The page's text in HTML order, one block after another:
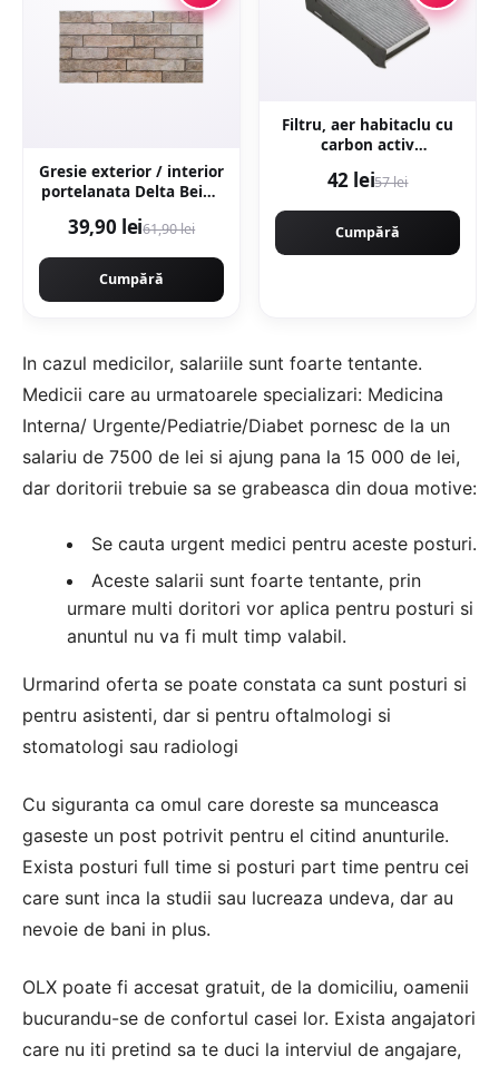
Gresie exterior / interior
portelanata Delta Beige
rectificata tip piatra
39,90 lei61,90 lei
Cumpără
Filtru, aer habitaclu cu
carbon activ
42 lei57 lei
Cumpără
In cazul medicilor, salariile sunt foarte tentante.
Medicii care au urmatoarele specializari: Medicina
Interna/ Urgente/Pediatrie/Diabet pornesc de la un
salariu de 7500 de lei si ajung pana la 15 000 de lei,
dar doritorii trebuie sa se grabeasca din doua motive:
Se cauta urgent medici pentru aceste posturi.
Aceste salarii sunt foarte tentante, prin
urmare multi doritori vor aplica pentru posturi si
anuntul nu va fi mult timp valabil.
Urmarind oferta se poate constata ca sunt posturi si
pentru asistenti, dar si pentru oftalmologi si
stomatologi sau radiologi
Cu siguranta ca omul care doreste sa munceasca
gaseste un post potrivit pentru el citind anunturile.
Exista posturi full time si posturi part time pentru cei
care sunt inca la studii sau lucreaza undeva, dar au
nevoie de bani in plus.
OLX poate fi accesat gratuit, de la domiciliu, oamenii
bucurandu-se de confortul casei lor. Exista angajatori
care nu iti pretind sa te duci la interviul de angajare,